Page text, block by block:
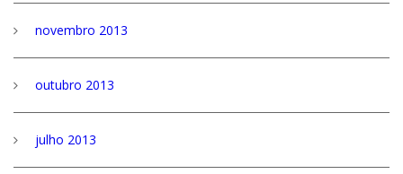
novembro 2013
outubro 2013
julho 2013